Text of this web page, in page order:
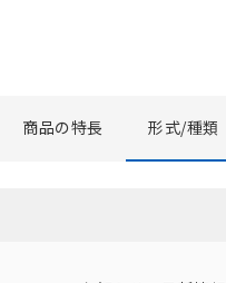
商品の特長 形式/種類